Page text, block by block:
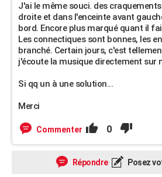
J'ai le même souci. des
droite et dans l'enceinte avant
bord. Encore plus marqué quant il
Les connectiques sont bonnes, les
branché. Certain jours, c'est
j'écoute la musique directement sur
Si qq un à une solution...
Merci
Commenter 0
Répondre Posez